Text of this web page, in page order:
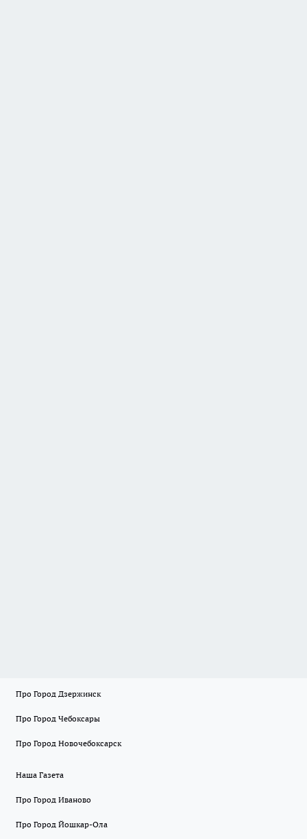
Про Город Дзержинск
Про Город Чебоксары
Про Город Новочебоксарск
Наша Газета
Про Город Иваново
Про Город Йошкар-Ола